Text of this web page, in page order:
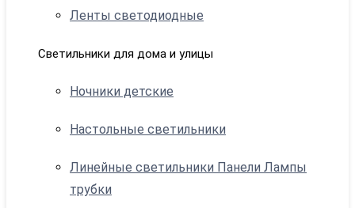
Ленты светодиодные
Светильники для дома и улицы
Ночники детские
Настольные светильники
Линейные светильники Панели Лампы
трубки